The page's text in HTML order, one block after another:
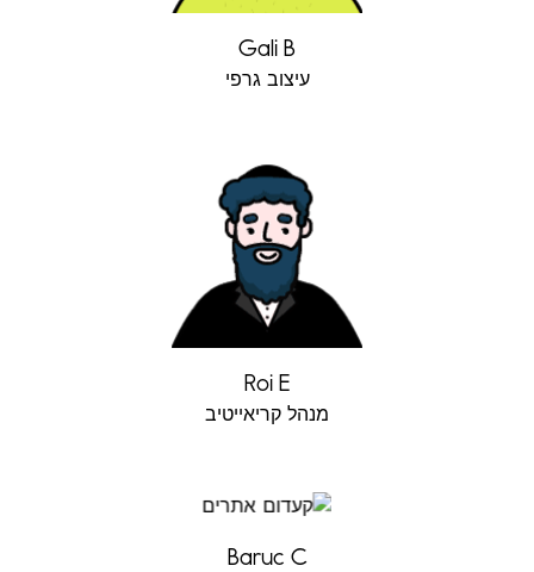
Gali B
עיצוב גרפי
Roi E
מנהל קריאייטיב
Baruc C